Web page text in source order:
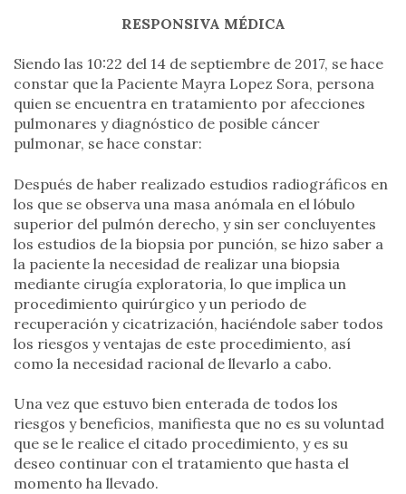
RESPONSIVA MÉDICA
Siendo las 10:22 del 14 de septiembre de 2017, se hace
constar que la Paciente Mayra Lopez Sora, persona
quien se encuentra en tratamiento por afecciones
pulmonares y diagnóstico de posible cáncer
pulmonar, se hace constar:
Después de haber realizado estudios radiográficos en
los que se observa una masa anómala en el lóbulo
superior del pulmón derecho, y sin ser concluyentes
los estudios de la biopsia por punción, se hizo saber a
la paciente la necesidad de realizar una biopsia
mediante cirugía exploratoria, lo que implica un
procedimiento quirúrgico y un periodo de
recuperación y cicatrización, haciéndole saber todos
los riesgos y ventajas de este procedimiento, así
como la necesidad racional de llevarlo a cabo.
Una vez que estuvo bien enterada de todos los
riesgos y beneficios, manifiesta que no es su voluntad
que se le realice el citado procedimiento, y es su
deseo continuar con el tratamiento que hasta el
momento ha llevado.